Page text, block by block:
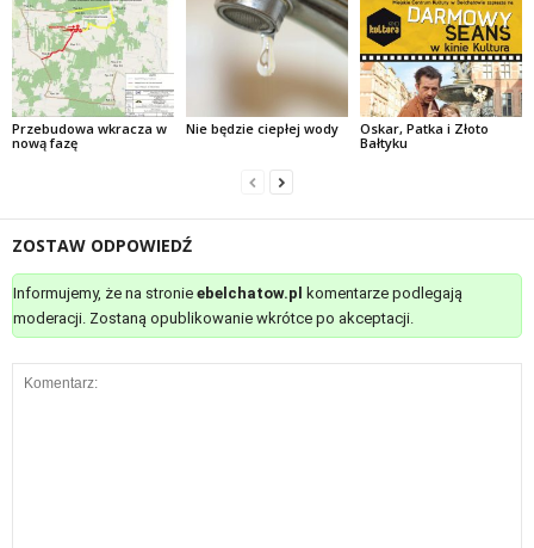
Przebudowa wkracza w
nową fazę
Nie będzie ciepłej wody
Oskar, Patka i Złoto
Bałtyku
ZOSTAW ODPOWIEDŹ
Informujemy, że na stronie ebelchatow.pl
komentarze podlegają
moderacji. Zostaną opublikowanie wkrótce po akceptacji.